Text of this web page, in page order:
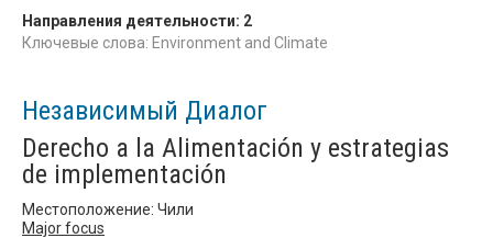
Направления деятельности: 2
Ключевые слова: Environment and Climate
Независимый Диалог
Derecho a la Alimentación y estrategias
de implementación
Местоположение: Чили
Major focus